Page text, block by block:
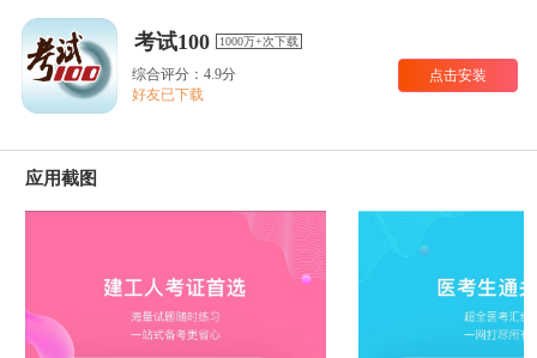
考试100 1000万+次下载
综合评分：4.9分
好友已下载
点击安装
应用截图